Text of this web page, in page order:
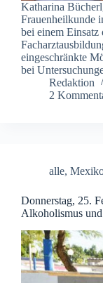
Katharina
Frauenheilkunde
bei einem Einsatz
eingeschränkte
bei
Redaktion
2
alle,
Donnerstag, 25.
Alkoholismus